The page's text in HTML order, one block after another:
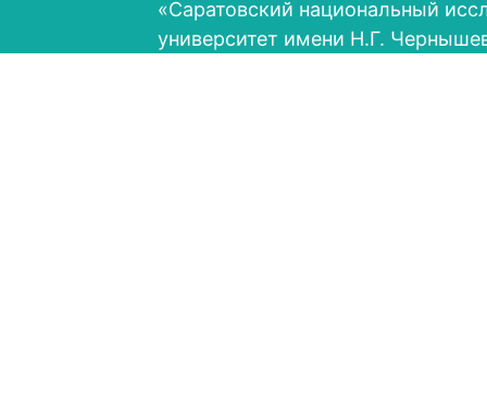
«Саратовский национальный
университет имени Н.Г.